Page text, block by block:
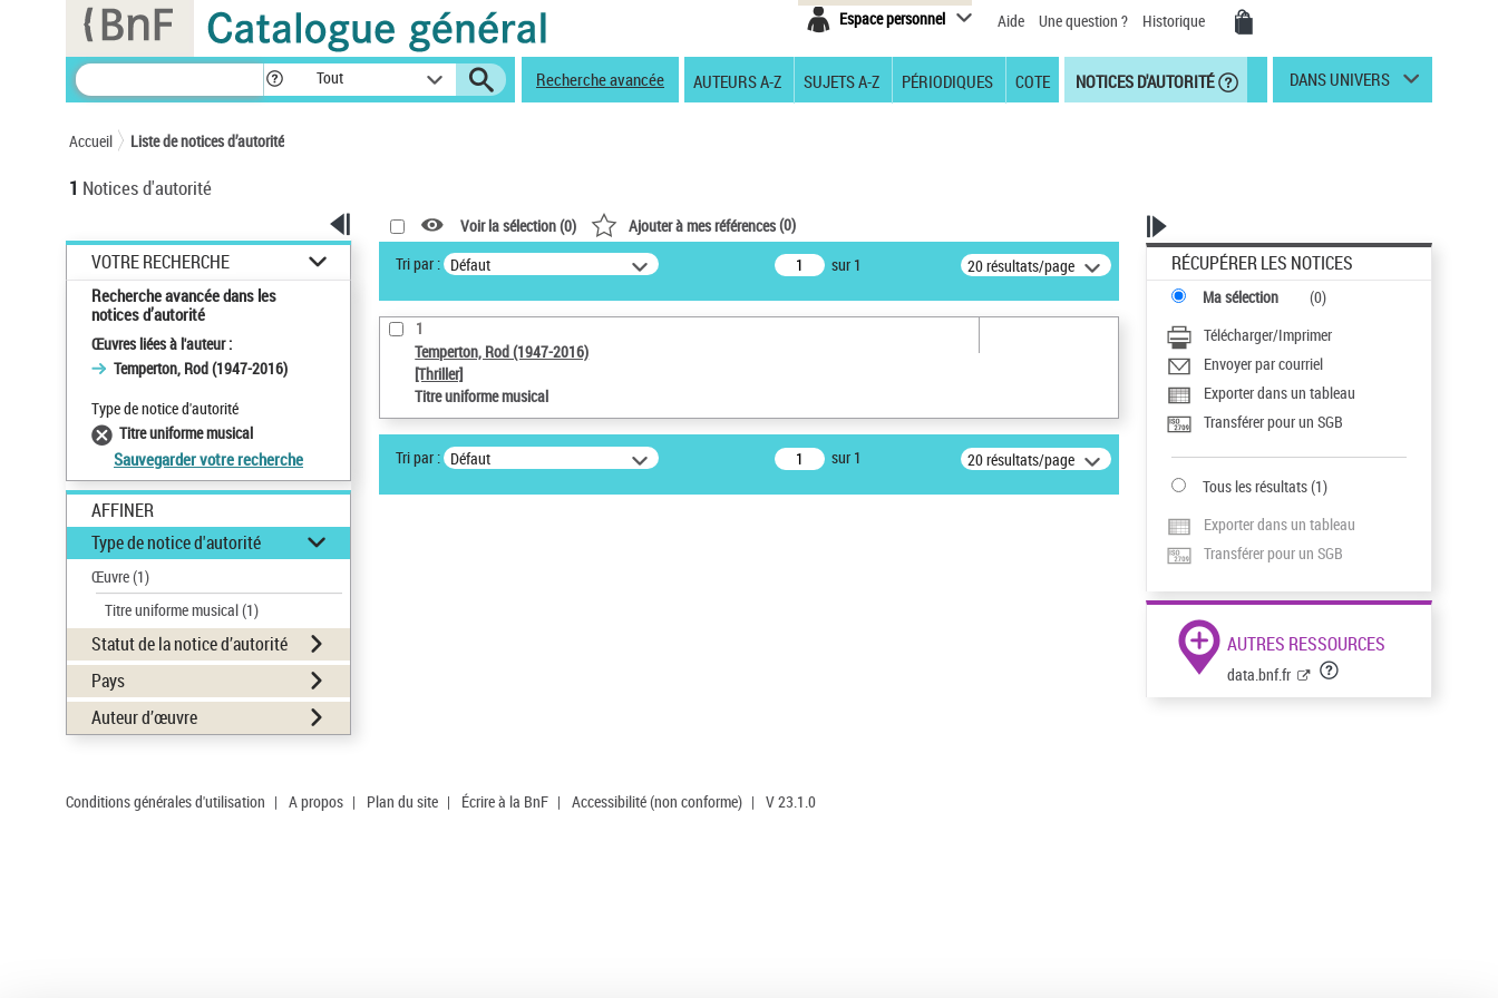
Espace personnel Aide Une question ? Historique
Tout Recherche avancée AUTEURS A-Z SUJETS A-Z PÉRIODIQUES COTE NOTICES D'AUTORITÉ DANS UNIVERS
Accueil Liste de notices d’autorité
1 Notices d'autorité
VOTRE RECHERCHE
Recherche avancée dans les
notices d’autorité
Œuvres liées à l'auteur :
Temperton, Rod (1947-2016)
Type de notice d'autorité
Titre uniforme musical
Sauvegarder votre recherche
AFFINER
Type de notice d'autorité
Œuvre(1)
Titre uniforme musical(1)
Statut de la notice d’autorité
Pays
Auteur d’œuvre
Voir la sélection (0) Ajouter à mes références(0)
Tri par : Défaut sur 1 20 résultats/page
1
Temperton, Rod (1947-2016)
[Thriller]
Titre uniforme musical
Tri par : Défaut sur 1 20 résultats/page
RÉCUPÉRER LES NOTICES
Ma sélection (0)
Télécharger/Imprimer
Envoyer par courriel
Exporter dans un tableau
Transférer pour un SGB
Tous les résultats(1)
Exporter dans un tableau
Transférer pour un SGB
AUTRES RESSOURCES
data.bnf.fr
Conditions générales d'utilisation | A propos | Plan du site | Écrire à la BnF | Accessibilité (non conforme) | V 23.1.0
Panneau de gestion des cookies